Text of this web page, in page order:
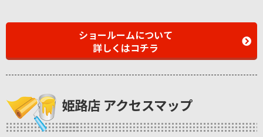
ショールームについて
詳しくはコチラ
姫路店 アクセスマップ